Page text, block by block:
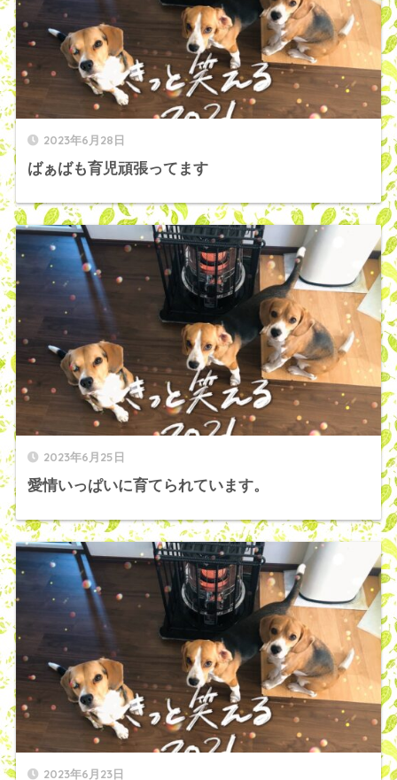
2023年6月28日
ばぁばも育児頑張ってます
2023年6月25日
愛情いっぱいに育てられています。
2023年6月23日